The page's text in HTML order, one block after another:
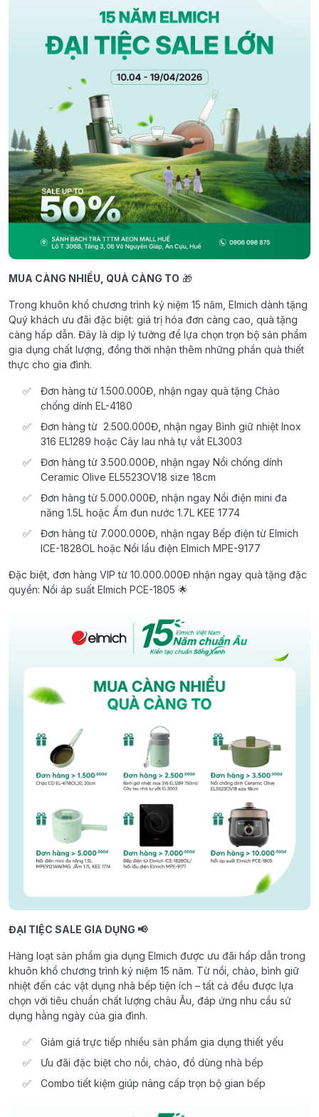
MUA CÀNG NHIỀU, QUÀ CÀNG TO 🎁
Trong khuôn khổ chương trình kỷ niệm 15 năm, Elmich dành tặng
Quý khách ưu đãi đặc biệt: giá trị hóa đơn càng cao, quà tặng
càng hấp dẫn. Đây là dịp lý tưởng để lựa chọn trọn bộ sản phẩm
gia dụng chất lượng, đồng thời nhận thêm những phần quà thiết
thực cho gia đình.
Đơn hàng từ 1.500.000Đ, nhận ngay quà tặng Chảo
chống dính EL-4180
Đơn hàng từ 2.500.000Đ, nhận ngay Bình giữ nhiệt Inox
316 EL1289 hoặc Cây lau nhà tự vắt EL3003
Đơn hàng từ 3.500.000Đ, nhận ngay Nồi chống dính
Ceramic Olive EL5523OV18 size 18cm
Đơn hàng từ 5.000.000Đ, nhận ngay Nồi điện mini đa
năng 1.5L hoặc Ấm đun nước 1.7L KEE 1774
Đơn hàng từ 7.000.000Đ, nhận ngay Bếp điện từ Elmich
ICE-1828OL hoặc Nồi lẩu điện Elmich MPE-9177
Đặc biệt, đơn hàng VIP từ 10.000.000Đ nhận ngay quà tặng đặc
quyền: Nồi áp suất Elmich PCE-1805 🌟
ĐẠI TIỆC SALE GIA DỤNG 📢
Hàng loạt sản phẩm gia dụng Elmich được ưu đãi hấp dẫn trong
khuôn khổ chương trình kỷ niệm 15 năm. Từ nồi, chảo, bình giữ
nhiệt đến các vật dụng nhà bếp tiện ích – tất cả đều được lựa
chọn với tiêu chuẩn chất lượng châu Âu, đáp ứng nhu cầu sử
dụng hằng ngày của gia đình.
Giảm giá trực tiếp nhiều sản phẩm gia dụng thiết yếu
Ưu đãi đặc biệt cho nồi, chảo, đồ dùng nhà bếp
Combo tiết kiệm giúp nâng cấp trọn bộ gian bếp